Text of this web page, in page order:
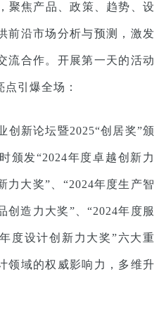
聚焦产品、政策、趋势、设
前沿市场分析与预测，激发
流合作。开展第一天的活动
引爆全场：
创新论坛暨2025“创居奖”颁
颁发“2024年度卓越创新力
力大奖”、“2024年度生产智
创造力大奖”、“2024年度服
度设计创新力大奖”六大重
领域的权威影响力，多维升